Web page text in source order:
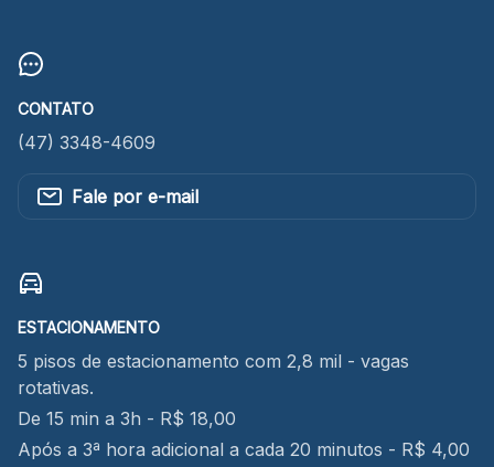
CONTATO
(47) 3348-4609
Fale por e-mail
ESTACIONAMENTO
5 pisos de estacionamento com 2,8 mil - vagas
rotativas.
De 15 min a 3h - R$ 18,00
Após a 3ª hora adicional a cada 20 minutos - R$ 4,00